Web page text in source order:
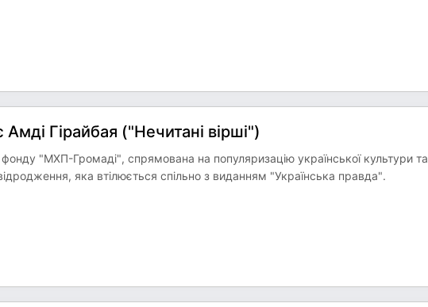
Гірайбая ("Нечитані вірші")
фонду "МХП-Громаді", спрямована на популяризацію української культури та
яка втілюється спільно з виданням "Українська правда".